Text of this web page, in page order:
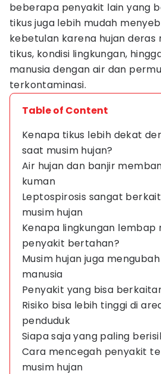
beberapa penyakit lain yang
tikus juga lebih mudah
kebetulan karena hujan deras
tikus, kondisi lingkungan,
manusia dengan air dan
terkontaminasi.
Table of Content
Kenapa tikus lebih dekat
saat musim hujan?
Air hujan dan banjir
kuman
Leptospirosis sangat
musim hujan
Kenapa lingkungan
penyakit bertahan?
Musim hujan juga
manusia
Penyakit yang bisa
Risiko bisa lebih tinggi di
penduduk
Siapa saja yang paling
Cara mencegah penyakit
musim hujan